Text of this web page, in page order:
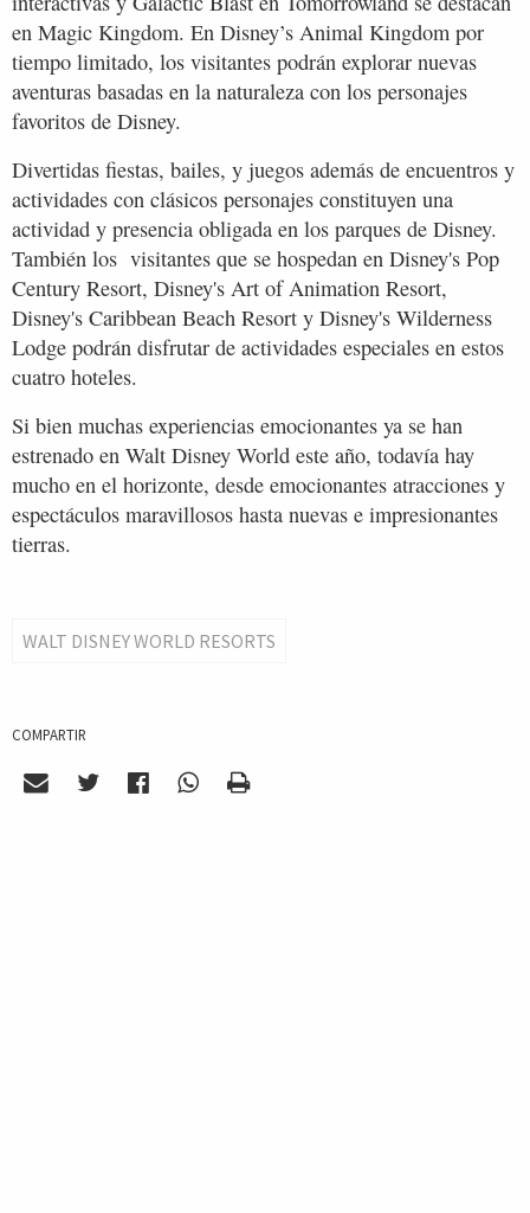
en Magic Kingdom. En Disney’s Animal Kingdom por
tiempo limitado, los visitantes podrán explorar nuevas
aventuras basadas en la naturaleza con los personajes
favoritos de Disney.
Divertidas fiestas, bailes, y juegos además de encuentros y
actividades con clásicos personajes constituyen una
actividad y presencia obligada en los parques de Disney.
También los visitantes que se hospedan en Disney's Pop
Century Resort, Disney's Art of Animation Resort,
Disney's Caribbean Beach Resort y Disney's Wilderness
Lodge podrán disfrutar de actividades especiales en estos
cuatro hoteles.
Si bien muchas experiencias emocionantes ya se han
estrenado en Walt Disney World este año, todavía hay
mucho en el horizonte, desde emocionantes atracciones y
espectáculos maravillosos hasta nuevas e impresionantes
tierras.
WALT DISNEY WORLD RESORTS
COMPARTIR